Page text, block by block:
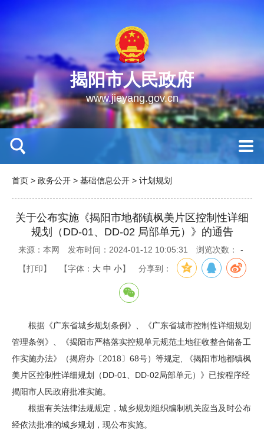
揭阳市人民政府
www.jieyang.gov.cn
首页 > 政务公开 > 基础信息公开 > 计划规划
关于公布实施《揭阳市地都镇枫美片区控制性详细
规划（DD-01、DD-02 局部单元）》的通告
来源：本网 发布时间：2024-01-12 10:05:31 浏览次数： -
【打印】 【字体： 大 中 小】 分享到：
根据《广东省城乡规划条例》、《广东省城市控制性详细规划
管理条例》、《揭阳市严格落实控规单元规范土地征收整合储备工
作实施办法》（揭府办〔2018〕68号）等规定, 《揭阳市地都镇枫
美片区控制性详细规划（DD-01、DD-02局部单元）》已按程序经
揭阳市人民政府批准实施。
根据有关法律法规规定，城乡规划组织编制机关应当及时公布
经依法批准的城乡规划，现公布实施。